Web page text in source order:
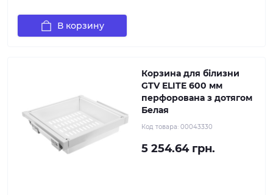
В корзину
Корзина для білизни
GTV ELITE 600 мм
перфорована з дотягом
Белая
Код товара: 00043330
5 254.64 грн.